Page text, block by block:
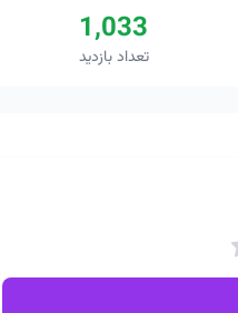
1,033
تعداد بازدید